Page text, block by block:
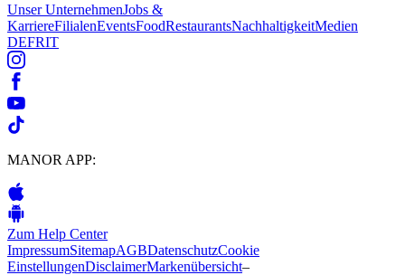
Unser UnternehmenJobs &
KarriereFilialenEventsFoodRestaurantsNachhaltigkeitMedien
DEFRIT
MANOR APP:
Zum Help Center
ImpressumSitemapAGBDatenschutzCookie
EinstellungenDisclaimerMarkenübersicht–